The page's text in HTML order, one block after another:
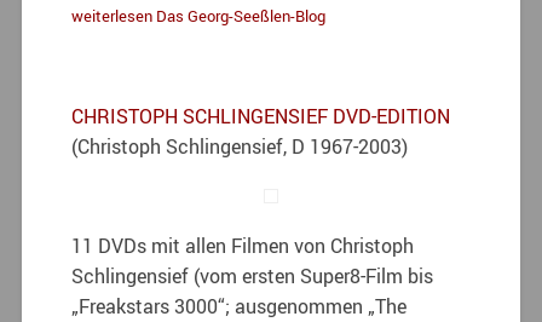
weiterlesen Das Georg-Seeßlen-Blog
CHRISTOPH SCHLINGENSIEF DVD-EDITION
(Christoph Schlingensief, D 1967-2003)
11 DVDs mit allen Filmen von Christoph
Schlingensief (vom ersten Super8-Film bis
„Freakstars 3000“; ausgenommen „The